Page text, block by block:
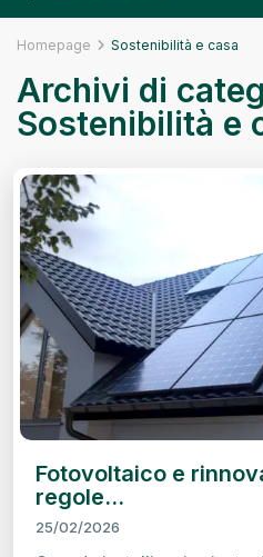
Homepage Sostenibilità e casa
Archivi di
Sostenibilità e
Fotovoltaico e
regole...
25/02/2026